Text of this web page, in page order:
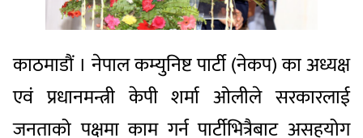
काठमाडौं । नेपाल कम्युनिष्ट पार्टी (नेकप) का अध्यक्ष
एवं प्रधानमन्त्री केपी शर्मा ओलीले सरकारलाई
जनताको पक्षमा काम गर्न पार्टीभित्रैबाट असहयोग